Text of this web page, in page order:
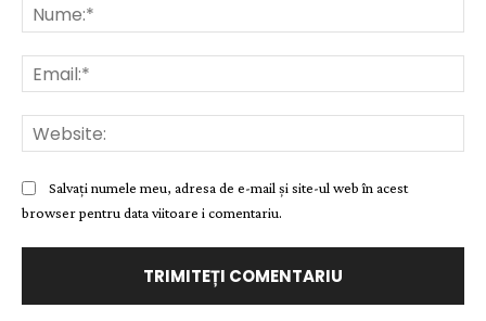
Salvați numele meu, adresa de e-mail și site-ul web în acest
browser pentru data viitoare i comentariu.